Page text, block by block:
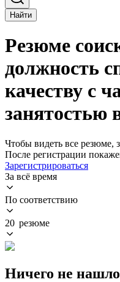
Найти
Резюме
должность
качеству с
занятостью
Чтобы видеть все резюме,
После регистрации
Зарегистрироваться
За всё время
По соответствию
20 резюме
Ничего не